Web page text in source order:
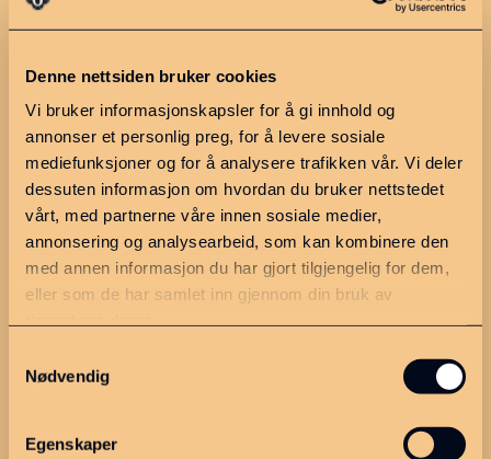
Denne nettsiden bruker cookies
Vi bruker informasjonskapsler for å gi innhold og
annonser et personlig preg, for å levere sosiale
mediefunksjoner og for å analysere trafikken vår. Vi deler
dessuten informasjon om hvordan du bruker nettstedet
vårt, med partnerne våre innen sosiale medier,
annonsering og analysearbeid, som kan kombinere den
med annen informasjon du har gjort tilgjengelig for dem,
eller som de har samlet inn gjennom din bruk av
Nødvendig
Egenskaper
✼Politikk
Utforsk regionen
Hva skjer?
Ledige stillinger
Finn en næringsutvikler
Ressurser
Møteplan 2026
Møter og
saksdokumenter
Søknadskriterier
Dette er MGIPR
Om oss
Kontakt